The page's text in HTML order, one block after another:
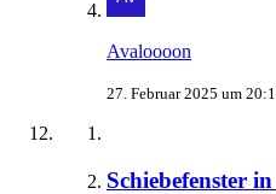
Avaloooon
27. Februar 2025 um
Schiebefenster